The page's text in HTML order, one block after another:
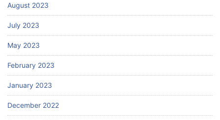
August 2023
July 2023
May 2023
February 2023
January 2023
December 2022